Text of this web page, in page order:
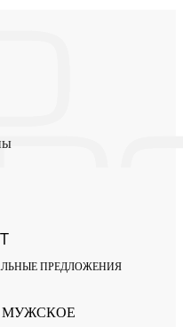
ПРЕДЛОЖЕНИЯ
МУЖСКОЕ